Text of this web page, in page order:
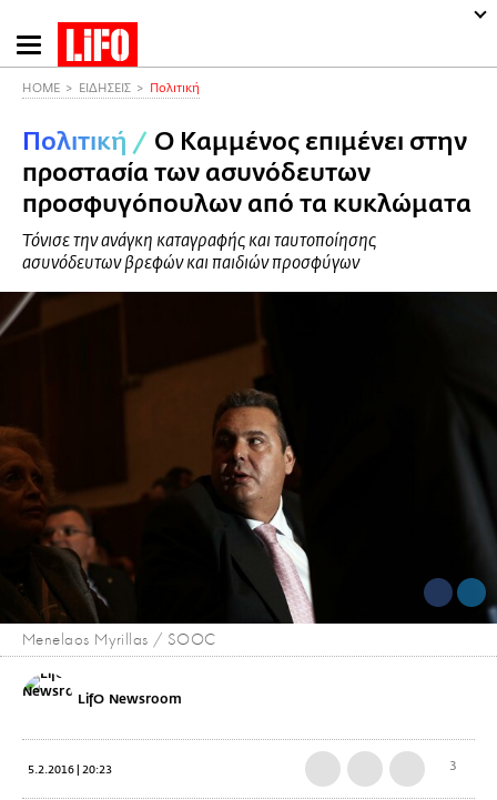
Παράκαμψη
προς
περιεχόμενο
HOME ΕΙΔΗΣΕΙΣ Πολιτική
Πολιτική / Ο Καμμένος επιμένει στην
προστασία των ασυνόδευτων
προσφυγόπουλων από τα κυκλώματα
Τόνισε την ανάγκη καταγραφής και ταυτοποίησης
ασυνόδευτων βρεφών και παιδιών προσφύγων
Menelaos Myrillas / SOOC
LifO Newsroom
5.2.2016 | 20:23 3